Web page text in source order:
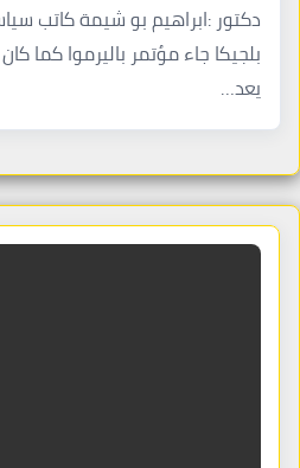
دكتور :ابراهيم بو شيمة كاتب
بلجيكا جاء مؤتمر باليرموا كما
يعد…